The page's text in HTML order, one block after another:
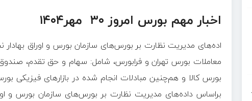
اخبار مهم بورس امروز ۳۰ مهر۱۴۰۴
معاملات بورس‌ تهران و فرابورس، شامل: سهام و حق تقدم،